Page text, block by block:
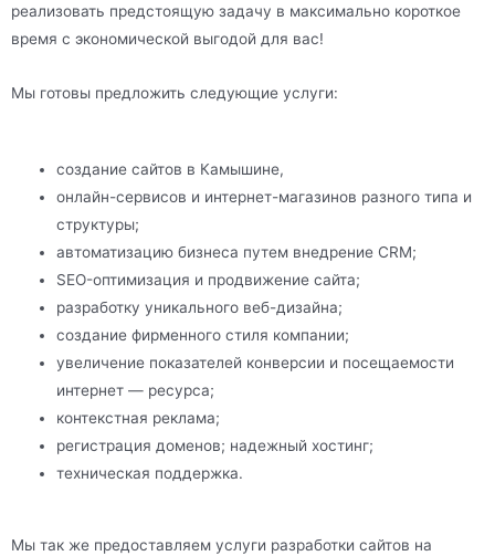
реализовать предстоящую задачу в максимально короткое
время с экономической выгодой для вас!
Мы готовы предложить следующие услуги:
создание сайтов в Камышине,
онлайн-сервисов и интернет-магазинов разного типа и
структуры;
автоматизацию бизнеса путем внедрение CRM;
SEO-оптимизация и продвижение сайта;
разработку уникального веб-дизайна;
создание фирменного стиля компании;
увеличение показателей конверсии и посещаемости
интернет — ресурса;
контекстная реклама;
регистрация доменов; надежный хостинг;
техническая поддержка.
Мы так же предоставляем услуги разработки сайтов на